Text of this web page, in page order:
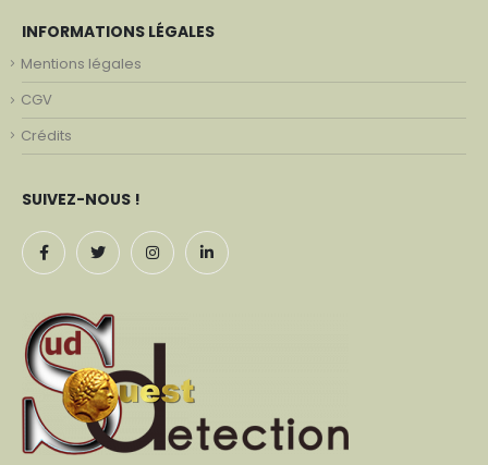
INFORMATIONS LÉGALES
Mentions légales
CGV
Crédits
SUIVEZ-NOUS !